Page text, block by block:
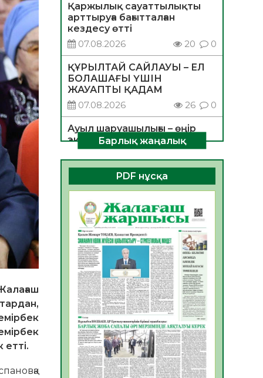
етті.
Қаржылық сауаттылықты
арттыруға бағытталған
кездесу өтті
07.08.2026
20 0
ҚҰРЫЛТАЙ САЙЛАУЫ – ЕЛ
БОЛАШАҒЫ ҮШІН
ЖАУАПТЫ ҚАДАМ
07.08.2026
26 0
Ауыл шаруашылығы – өңір
экономикасының негізгі
тірегі
06.08.2026
35 0
ҚОҒАМДЫҚ БЕЛСЕНДІЛІК –
ЕЛ ДАМУЫНЫҢ НЕГІЗІ
06.08.2026
32
ҚҰРЫЛТАЙ САЙЛАУЫ –
БОЛАШАҚҚА БАСТАР
ЖАУАПТЫ ТАҢДАУ
06.08.2026
35
Инфекциялық ауруларға
қарсы иммундау
жұмыстарының тиімділігі
06.08.2026
36
Көкжөтел ауруы туралы
Барлық жаңалық
PDF нұсқа